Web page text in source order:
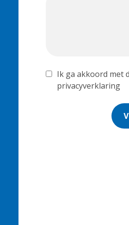
Ik ga akkoord met
privacyverklaring